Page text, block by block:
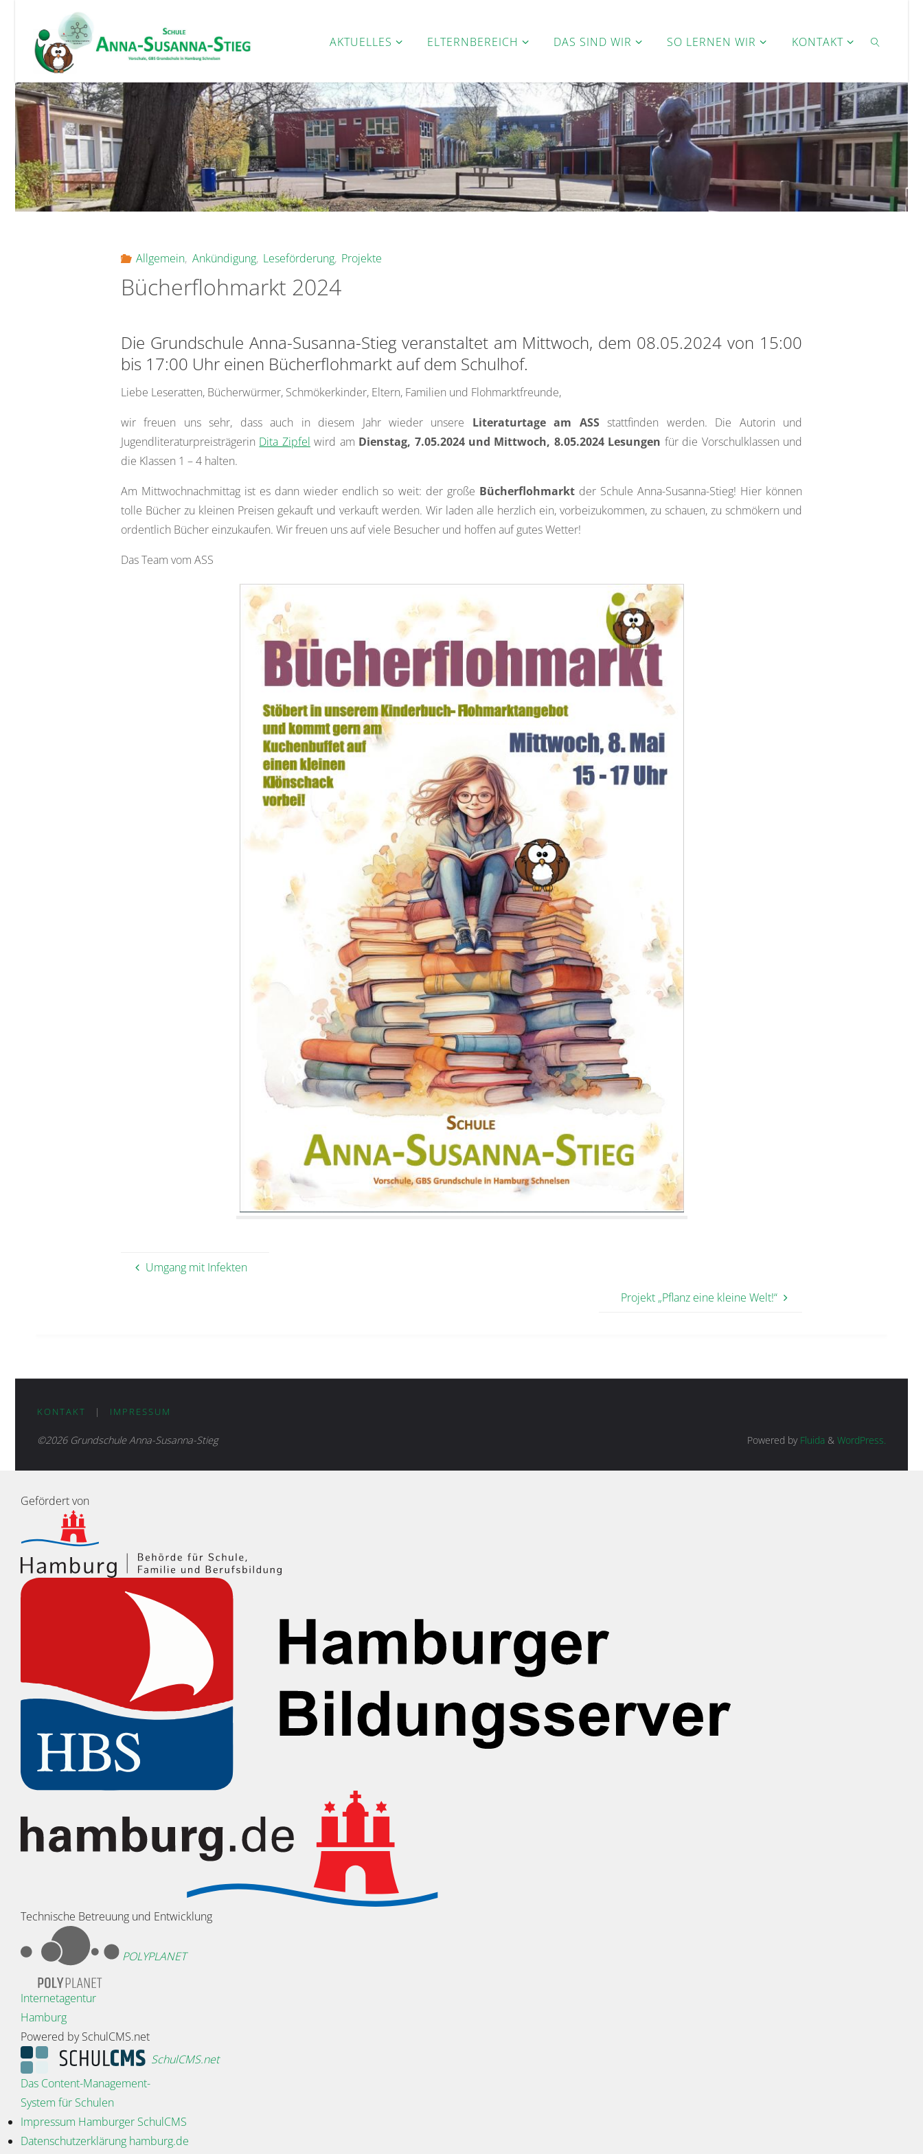
content
AKTUELLES ELTERNBEREICH DAS SIND WIR SO LERNEN WIR KONTAKT
SEARCH
Allgemein, Ankündigung, Leseförderung, Projekte
Bücherflohmarkt 2024
Die Grundschule Anna-Susanna-Stieg veranstaltet am Mittwoch, dem 08.05.2024 von 15:00
bis 17:00 Uhr einen Bücherflohmarkt auf dem Schulhof.
Liebe Leseratten, Bücherwürmer, Schmökerkinder, Eltern, Familien und Flohmarktfreunde,
wir freuen uns sehr, dass auch in diesem Jahr wieder unsere Literaturtage am ASSstattfinden werden. Die Autorin und
Jugendliteraturpreisträgerin Dita Zipfel wird am Dienstag, 7.05.2024 und Mittwoch, 8.05.2024 Lesungen für die Vorschulklassen und
die Klassen 1 – 4 halten.
Am Mittwochnachmittag ist es dann wieder endlich so weit: der große Bücherflohmarktder Schule Anna-Susanna-Stieg! Hier können
tolle Bücher zu kleinen Preisen gekauft und verkauft werden. Wir laden alle herzlich ein, vorbeizukommen, zu schauen, zu schmökern und
ordentlich Bücher einzukaufen. Wir freuen uns auf viele Besucher und hoffen auf gutes Wetter!
Das Team vom ASS
Umgang mit Infekten
Projekt „Pflanz eine kleine Welt!“
KONTAKT | IMPRESSUM
©2026 Grundschule Anna-Susanna-Stieg Powered byFluida & WordPress.
Gefördert von
Technische Betreuung und Entwicklung
POLYPLANET
Internetagentur
Hamburg
Powered by SchulCMS.net
SchulCMS.net
Das Content-Management-
System für Schulen
Impressum Hamburger SchulCMS
Datenschutzerklärung hamburg.de